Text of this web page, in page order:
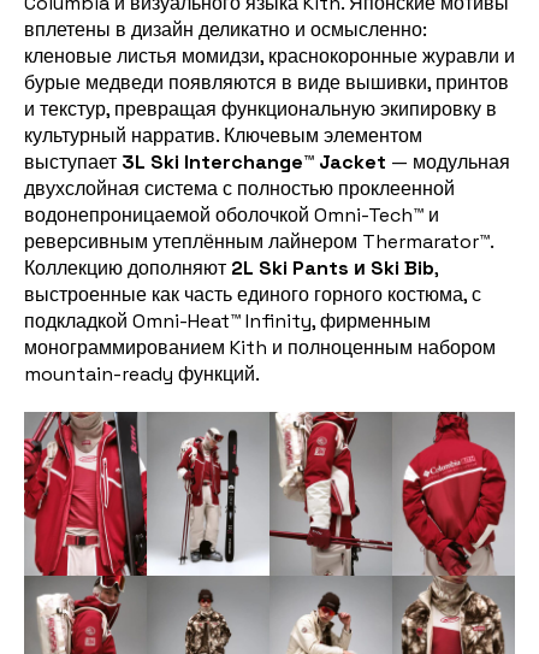
вплетены в дизайн деликатно и осмысленно:
кленовые листья момидзи, краснокоронные журавли и
бурые медведи появляются в виде вышивки, принтов
и текстур, превращая функциональную экипировку в
культурный нарратив. Ключевым элементом
выступает 3L Ski Interchange™ Jacket — модульная
двухслойная система с полностью проклеенной
водонепроницаемой оболочкой Omni-Tech™ и
реверсивным утеплённым лайнером Thermarator™.
Коллекцию дополняют 2L Ski Pants и Ski Bib,
выстроенные как часть единого горного костюма, с
подкладкой Omni-Heat™ Infinity, фирменным
монограммированием Kith и полноценным набором
mountain-ready функций.